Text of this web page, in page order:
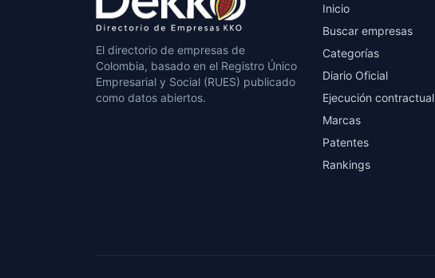
El directorio de empresas de
Colombia, basado en el Registro Único
Empresarial y Social (RUES) publicado
como datos abiertos.
Inicio
Buscar empresas
Categorías
Diario Oficial
Ejecución contractual
Marcas
Patentes
Rankings